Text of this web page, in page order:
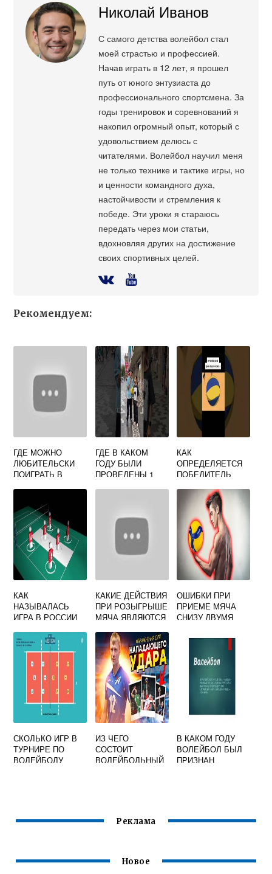
Николай Иванов
С самого детства волейбол стал
моей страстью и профессией.
Начав играть в 12 лет, я прошел
путь от юного энтузиаста до
профессионального спортсмена. За
годы тренировок и соревнований я
накопил огромный опыт, который с
удовольствием делюсь с
читателями. Волейбол научил меня
не только технике и тактике игры, но
и ценности командного духа,
настойчивости и стремления к
победе. Эти уроки я стараюсь
передать через мои статьи,
вдохновляя других на достижение
своих спортивных целей.
Рекомендуем:
ГДЕ МОЖНО
ЛЮБИТЕЛЬСКИ
ПОИГРАТЬ В
ГДЕ В КАКОМ
ГОДУ БЫЛИ
ПРОВЕДЕНЫ 1
ПО ВОЛЕЙБОЛУ
КАК
ОПРЕДЕЛЯЕТСЯ
ПОБЕДИТЕЛЬ
КАК
НАЗЫВАЛАСЬ
ИГРА В РОССИИ
ВОЛЕЙБОЛА
КУЛАЧНЫЙ МЯЧ
КАКИЕ ДЕЙСТВИЯ
ПРИ РОЗЫГРЫШЕ
МЯЧА ЯВЛЯЮТСЯ
ВОЛЕЙБОЛЕ
ОШИБКИ ПРИ
ПРИЕМЕ МЯЧА
СНИЗУ ДВУМЯ
ВОЛЕЙБОЛЕ
СКОЛЬКО ИГР В
ТУРНИРЕ ПО
ВОЛЕЙБОЛУ
ИЗ ЧЕГО
СОСТОИТ
ВОЛЕЙБОЛЬНЫЙ
В КАКОМ ГОДУ
ВОЛЕЙБОЛ БЫЛ
ПРИЗНАН
Реклама
Новое